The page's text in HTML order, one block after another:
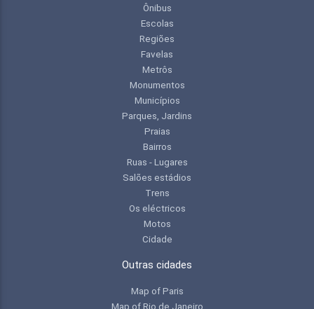
Ônibus
Escolas
Regiões
Favelas
Metrôs
Monumentos
Municípios
Parques, Jardins
Praias
Bairros
Ruas - Lugares
Salões estádios
Trens
Os eléctricos
Motos
Cidade
Outras cidades
Map of Paris
Map of Rio de Janeiro